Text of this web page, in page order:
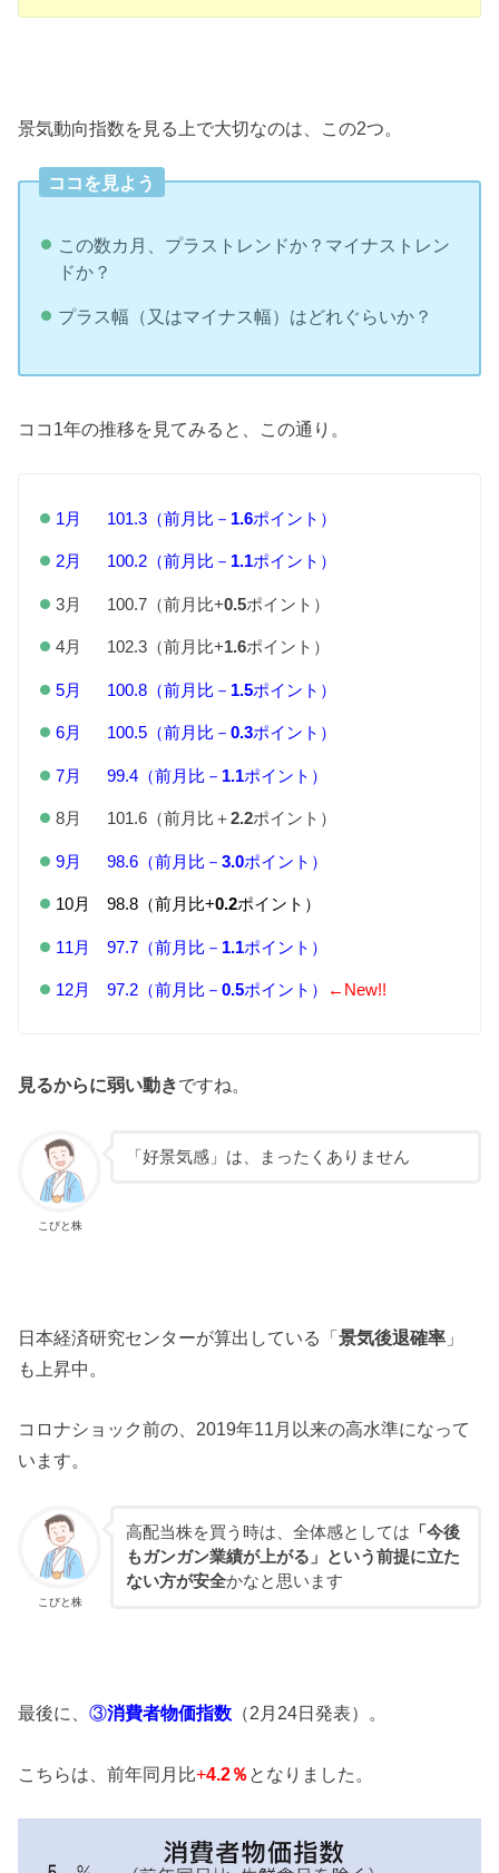
景気動向指数を見る上で大切なのは、この2つ。
ココを見よう
この数カ月、プラストレンドか？マイナストレン
ドか？
プラス幅（又はマイナス幅）はどれぐらいか？
ココ1年の推移を見てみると、この通り。
1月 101.3（前月比－ 1.6ポイント）
2月 100.2（前月比－ 1.1ポイント）
3月 100.7（前月比+0.5ポイント）
4月 102.3（前月比+1.6ポイント）
5月 100.8（前月比－ 1.5ポイント）
6月 100.5（前月比－ 0.3ポイント）
7月 99.4（前月比－ 1.1ポイント）
8月 101.6（前月比＋2.2ポイント）
9月 98.6（前月比－ 3.0ポイント）
10月 98.8（前月比+0.2ポイント）
11月 97.7（前月比－ 1.1ポイント）
12月 97.2（前月比－ 0.5ポイント） ←New!!
見るからに弱い動きですね。
こびと株
「好景気感」は、まったくありません
日本経済研究センターが算出している「景気後退確率 」
も上昇中。
コロナショック前の、2019年11月以来の高水準になって
います。
こびと株
高配当株を買う時は、全体感としては 「今後
もガンガン業績が上がる」という前提に立た
ない方が安全かなと思います
最後に、③消費者物価指数 （2月24日発表）。
こちらは、前年同月比+4.2％ となりました。